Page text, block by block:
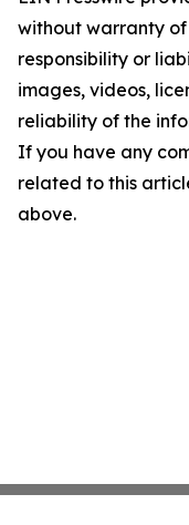
without warranty
responsibility or
images, videos,
reliability of the
If you have any
related to this
above.